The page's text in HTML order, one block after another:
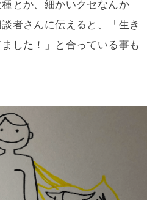
とか、細かいクセなんか
者さんに伝えると、「生き
した！」と合っている事も